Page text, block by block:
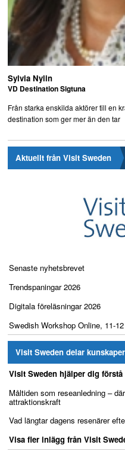
Sylvia Nylin
VD Destination Sigtuna
Från starka enskilda aktörer till en
destination som ger mer än den tar
Aktuellt från Visit Sweden
Senaste nyhetsbrevet
Trendspaningar 2026
Digitala föreläsningar 2026
Swedish Workshop Online, 11-
Visit Sweden delar kunskaper
Visit Sweden hjälper dig
Måltiden som reseanledning –
attraktionskraft
Vad längtar dagens resenärer
Visa fler inlägg från Visit